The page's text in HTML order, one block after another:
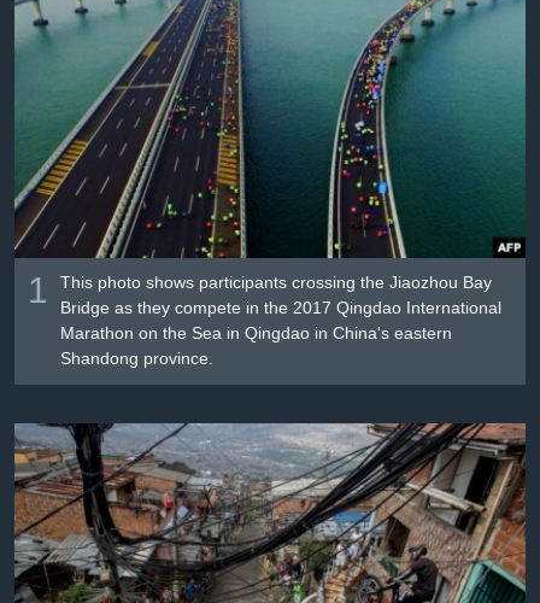
ՀԵՏԵՒԵՔ ՄԵԶ
Լեզուներ
1
This photo shows participants crossing the Jiaozhou Bay
Bridge as they compete in the 2017 Qingdao International
Marathon on the Sea in Qingdao in China's eastern
Shandong province.